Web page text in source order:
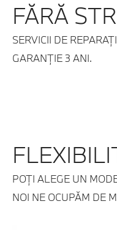
FĂRĂ
SERVICII DE
GARANŢIE 3 ANI.
POŢI ALEGE UN
NOI NE OCUPĂM DE